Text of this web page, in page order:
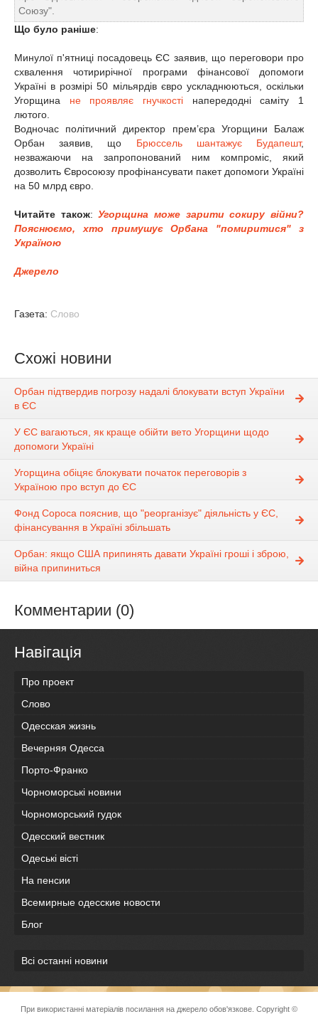
Союзу".
Що було раніше:
Минулої п'ятниці посадовець ЄС заявив, що переговори про
схвалення чотирирічної програми фінансової допомоги
Україні в розмірі 50 мільярдів євро ускладнюються, оскільки
Угорщина не проявляє гнучкості напередодні саміту 1
лютого.
Водночас політичний директор прем’єра Угорщини Балаж
Орбан заявив, що Брюссель шантажує Будапешт,
незважаючи на запропонований ним компроміс, який
дозволить Євросоюзу профінансувати пакет допомоги Україні
на 50 млрд євро.
Читайте також:Угорщина може зарити сокиру війни?
Пояснюємо, хто примушує Орбана "помиритися" з
Україною
Джерело
Газета: Слово
Схожі новини
Орбан підтвердив погрозу надалі блокувати вступ України
в ЄС
У ЄС вагаються, як краще обійти вето Угорщини щодо
допомоги Україні
Угорщина обіцяє блокувати початок переговорів з
Україною про вступ до ЄС
Фонд Сороса пояснив, що "реорганізує" діяльність у ЄС,
фінансування в Україні збільшать
Орбан: якщо США припинять давати Україні гроші і зброю,
війна припиниться
Комментарии (0)
Навігація
Про проект
Слово
Одесская жизнь
Вечерняя Одесса
Порто-Франко
Чорноморські новини
Чорноморський гудок
Одесский вестник
Одеськi вiстi
На пенсии
Всемирные одесские новости
Блог
Всі останні новини
При використанні матеріалів посилання на джерело обов'язкове. Copyright ©